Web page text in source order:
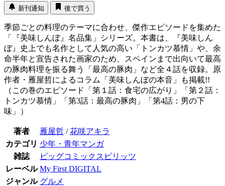
新刊通知 後で買う
季節ごとの料理のテーマに合わせ、傑作エピソードを集めた
「『美味しんぼ』名品集」シリーズ。本書は、『美味しん
ぼ』史上でも名作として人気の高い「トンカツ慕情」や、余
命半年と宣告された画家のため、スペインまで出向いて最高
の豚肉料理を振る舞う「最高の豚肉」など全４話を収録。原
作者・雁屋哲によるコラム「美味しんぼの本音」も掲載!!
（この巻のエピソード「第１話：食宅の広がり」「第２話：
トンカツ慕情」「第3話：最高の豚肉」「第4話：男の下
味」）
著者 雁屋哲 /花咲アキラ
カテゴリ 少年・青年マンガ
雑誌
ビッグコミックスピリッツ
レーベル My First DIGITAL
ジャンル グルメ